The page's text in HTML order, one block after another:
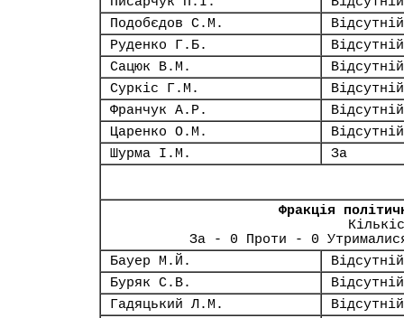
Подобєдов С.М.
Відсутній
Руденко Г.Б.
Відсутній
Сацюк В.М.
Відсутній
Суркіс Г.М.
Відсутній
Франчук А.Р.
Відсутній
Царенко О.М.
Відсутній
Шурма І.М.
За
Фракція
За - 0 Проти - 0
Бауер М.Й.
Відсутній
Буряк С.В.
Відсутній
Гадяцький Л.М.
Відсутній